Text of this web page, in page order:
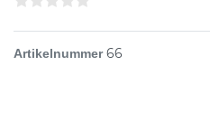
Artikelnummer66